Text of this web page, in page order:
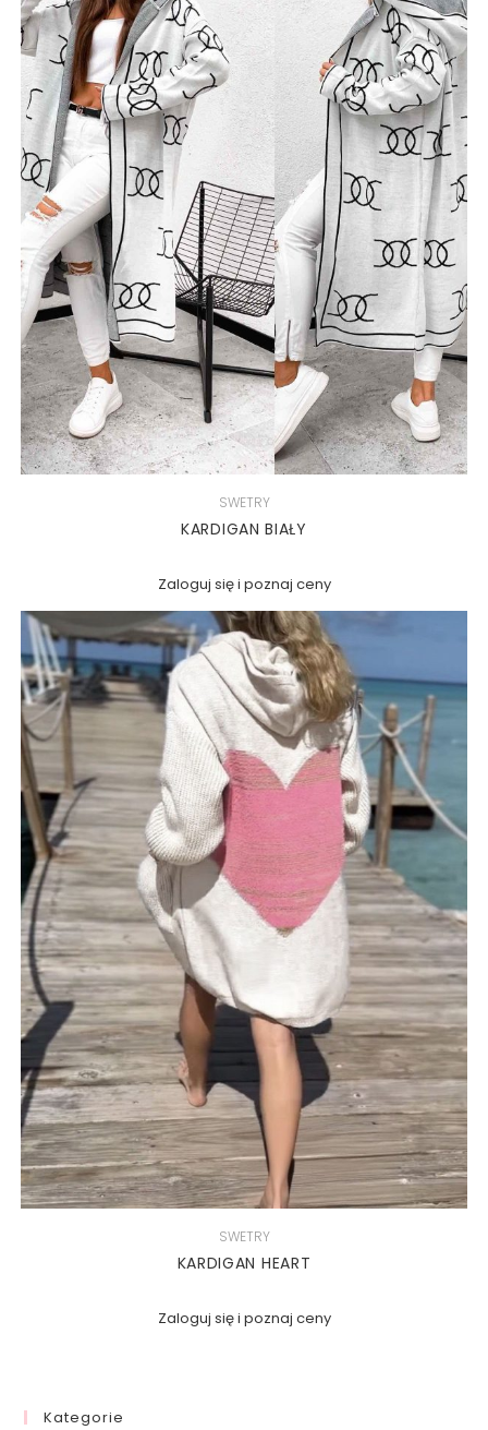
SWETRY
KARDIGAN BIAŁY
Zaloguj się i poznaj ceny
SWETRY
KARDIGAN HEART
Zaloguj się i poznaj ceny
Kategorie